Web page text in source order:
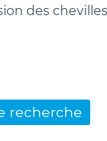
des
recherche